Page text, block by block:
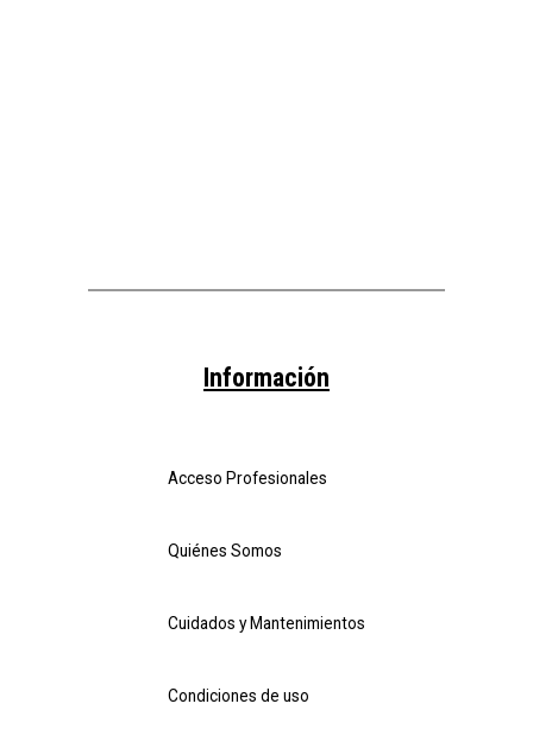
Información
Acceso Profesionales
Quiénes Somos
Cuidados y Mantenimientos
Condiciones de uso